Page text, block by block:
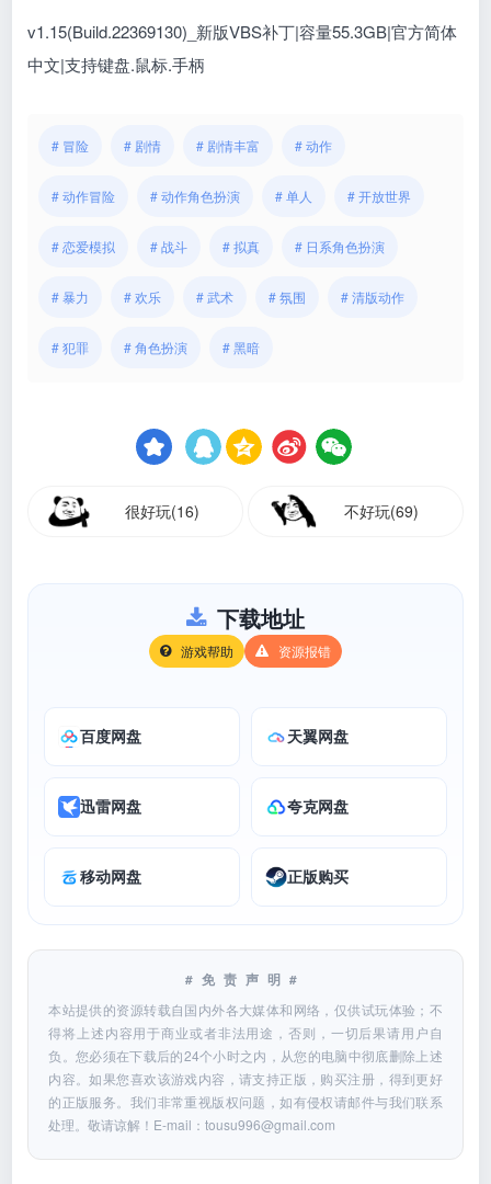
v1.15(Build.22369130)_新版VBS补丁|容量55.3GB|官方简体
中文|支持键盘.鼠标.手柄
# 冒险 # 剧情 # 剧情丰富 # 动作
# 动作冒险 # 动作角色扮演 # 单人 # 开放世界
# 恋爱模拟 # 战斗 # 拟真 # 日系角色扮演
# 暴力 # 欢乐 # 武术 # 氛围 # 清版动作
# 犯罪 # 角色扮演 # 黑暗
很好玩(16) 不好玩(69)
下载地址
游戏帮助 资源报错
百度网盘 天翼网盘
迅雷网盘 夸克网盘
移动网盘 正版购买
#免责声明#
本站提供的资源转载自国内外各大媒体和网络，仅供试玩体验；不
得将上述内容用于商业或者非法用途，否则，一切后果请用户自
负。您必须在下载后的24个小时之内，从您的电脑中彻底删除上述
内容。如果您喜欢该游戏内容，请支持正版，购买注册，得到更好
的正版服务。我们非常重视版权问题，如有侵权请邮件与我们联系
处理。敬请谅解！E-mail：tousu996@gmail.com